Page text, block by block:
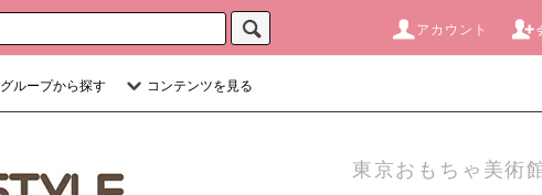
アカウント
グループから探す コンテンツを見る
東京おもちゃ美術